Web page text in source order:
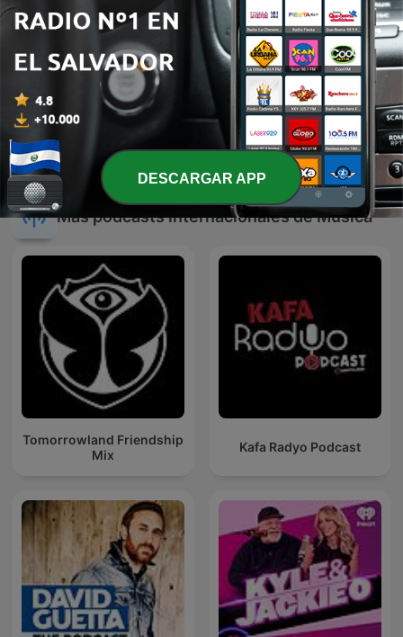
BOLEROS Y TRIOS
ROMANTICOS
Reggaeton
Más podcasts internacionales de Música
Tomorrowland Friendship
Mix
Kafa Radyo Podcast
DESCARGAR APP